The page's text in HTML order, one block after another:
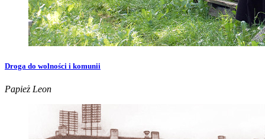
Droga do wolności i komunii
Papież Leon